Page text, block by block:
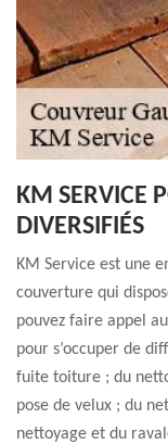
KM SERVICE
DIVERSIFIÉS
KM Service est une
couverture qui
pouvez faire appel
pour s’occuper de
fuite toiture ; du
pose de velux ; du
nettoyage et du